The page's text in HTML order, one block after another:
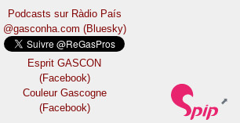
Podcasts sur Ràdio País
@gasconha.com (Bluesky)
Esprit GASCON
(Facebook)
Couleur Gascogne
(Facebook)